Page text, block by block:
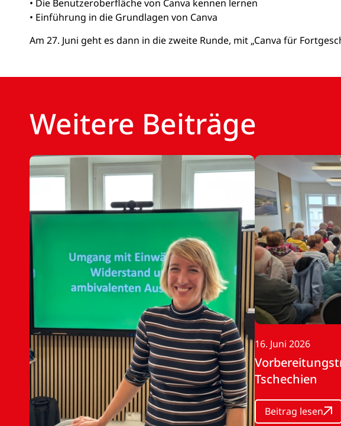
• Die Benutzeroberfläche von Canva kennen lernen
• Einführung in die Grundlagen von Canva
Am 27. Juni geht es dann in die zweite Runde, mit „Canva für
Weitere Beiträge
16. Juni 2026
Tschechien
Beitrag lesen